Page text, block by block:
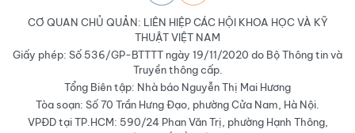
CƠ QUAN CHỦ QUẢN: LIÊN HIỆP CÁC HỘI KHOA HỌC VÀ KỸ
THUẬT VIỆT NAM
Giấy phép: Số 536/GP-BTTTT ngày 19/11/2020 do Bộ Thông tin và
Truyền thông cấp.
Tổng Biên tập: Nhà báo Nguyễn Thị Mai Hương
Tòa soạn: Số 70 Trần Hưng Đạo, phường Cửa Nam, Hà Nội.
VPĐD tại TP.HCM: 590/24 Phan Văn Trị, phường Hạnh Thông,